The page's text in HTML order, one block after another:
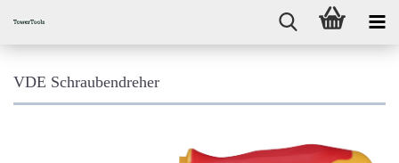
VDE Schraubendreher